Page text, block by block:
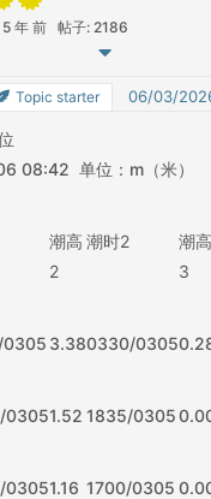
年 前 帖子: 2186
Topic starter 06/03/
08:42 单位：m（米）
潮高
2
潮时2
潮高
3
3.380330/0305
03051.52 1835/0305
03051.16 1700/0305